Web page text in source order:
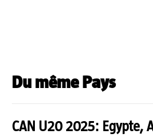
Du même Pays
CAN U20 2025: Egypte,